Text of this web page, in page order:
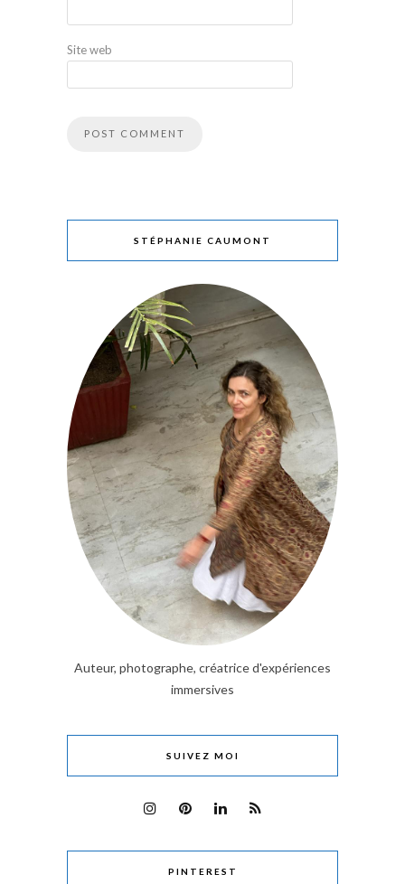
Site web
STÉPHANIE CAUMONT
Auteur, photographe, créatrice d'expériences
immersives
SUIVEZ MOI
PINTEREST